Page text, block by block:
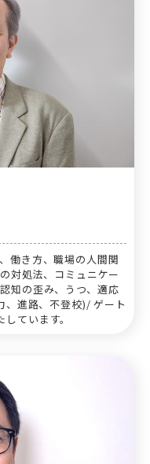
働き方、職場の人間関
対処法、コミュニケー
知の歪み、うつ、適応
、進路、不登校)/ ゲート
ています。